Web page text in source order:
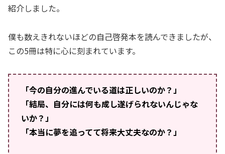
紹介しました。
僕も数えきれないほどの自己啓発本を読んできましたが、
この5冊は特に心に刻まれています。
「今の自分の進んでいる道は正しいのか？」
「結局、自分には何も成し遂げられないんじゃな
いか？」
「本当に夢を追ってて将来大丈夫なのか？」